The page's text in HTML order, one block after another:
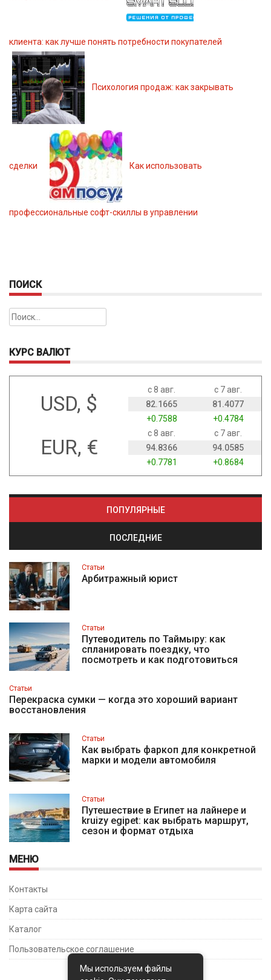
клиента: как лучше понять потребности покупателей
Психология продаж: как закрывать
сделки Как использовать
профессиональные софт-скиллы в управлении
ПОИСК
Найти:
КУРС ВАЛЮТ
USD, $
с 8 авг.
с 7 авг.
82.1665
81.4077
+0.7588
+0.4784
EUR, €
с 8 авг.
с 7 авг.
94.8366
94.0585
+0.7781
+0.8684
ПОПУЛЯРНЫЕ
ПОСЛЕДНИЕ
Статьи
Арбитражный юрист
Статьи
Путеводитель по Таймыру: как
спланировать поездку, что
посмотреть и как подготовиться
Статьи
Перекраска сумки — когда это хороший вариант
восстановления
Статьи
Как выбрать фаркоп для конкретной
марки и модели автомобиля
Статьи
Путешествие в Египет на лайнере и
kruizy egipet: как выбрать маршрут,
сезон и формат отдыха
МЕНЮ
Контакты
Карта сайта
Каталог
Пользовательское соглашение
Мы используем файлы